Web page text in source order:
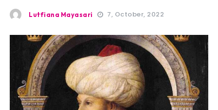
Lutfiana Mayasari 7, October, 2022